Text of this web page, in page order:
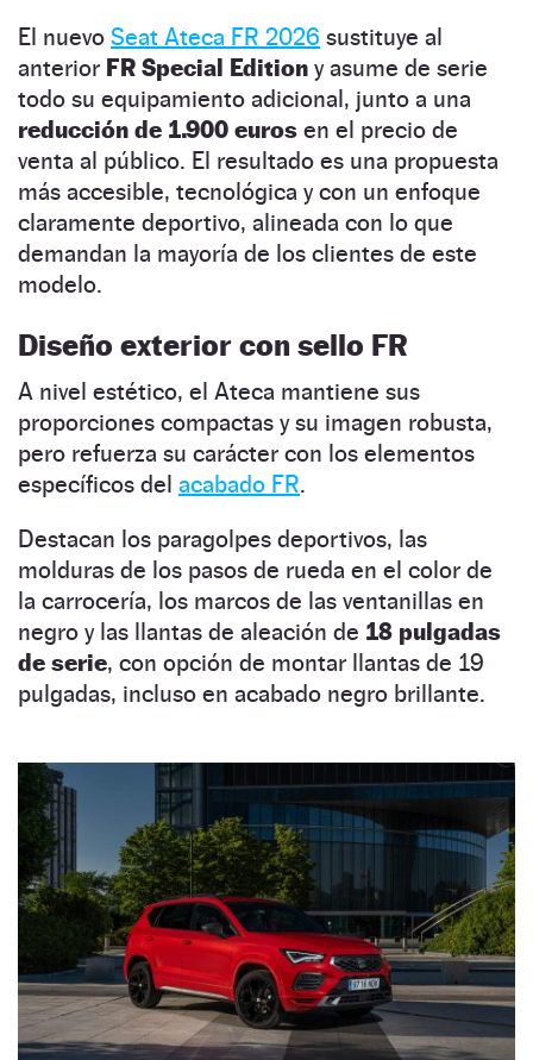
El nuevo Seat Ateca FR 2026 sustituye al
anterior FR Special Edition y asume de serie
todo su equipamiento adicional, junto a una
reducción de 1.900 euros en el precio de
venta al público. El resultado es una propuesta
más accesible, tecnológica y con un enfoque
claramente deportivo, alineada con lo que
demandan la mayoría de los clientes de este
modelo.
Diseño exterior con sello FR
A nivel estético, el Ateca mantiene sus
proporciones compactas y su imagen robusta,
pero refuerza su carácter con los elementos
específicos del acabado FR.
Destacan los paragolpes deportivos, las
molduras de los pasos de rueda en el color de
la carrocería, los marcos de las ventanillas en
negro y las llantas de aleación de 18 pulgadas
de serie, con opción de montar llantas de 19
pulgadas, incluso en acabado negro brillante.